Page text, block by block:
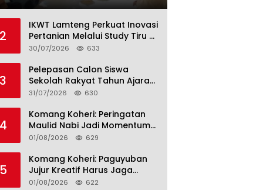
2
IKWT Lamteng Perkuat Inovasi
Pertanian Melalui Study Tiru di
P4S Jimmy Hantu Foundation
30/07/2026 633
3
Pelepasan Calon Siswa
Sekolah Rakyat Tahun Ajaran
2026–2027, Plt. Bupati
Hadirkan Pendidikan
Berkualitas
31/07/2026 630
4
Komang Koheri: Peringatan
Maulid Nabi Jadi Momentum
Perkuat Ukhuwah Umat di
01/08/2026 629
5
Komang Koheri: Paguyuban
Jujur Kreatif Harus Jaga
Persatuan untuk Kemajuan
01/08/2026 622